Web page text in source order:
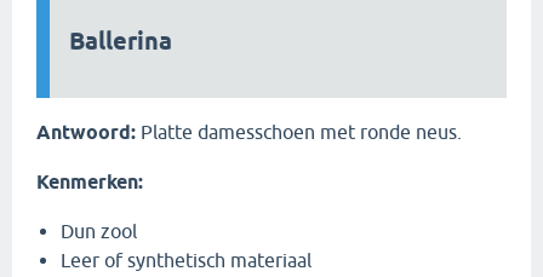
Ballerina
Antwoord: Platte damesschoen met ronde neus.
Kenmerken:
Dun zool
Leer of synthetisch materiaal